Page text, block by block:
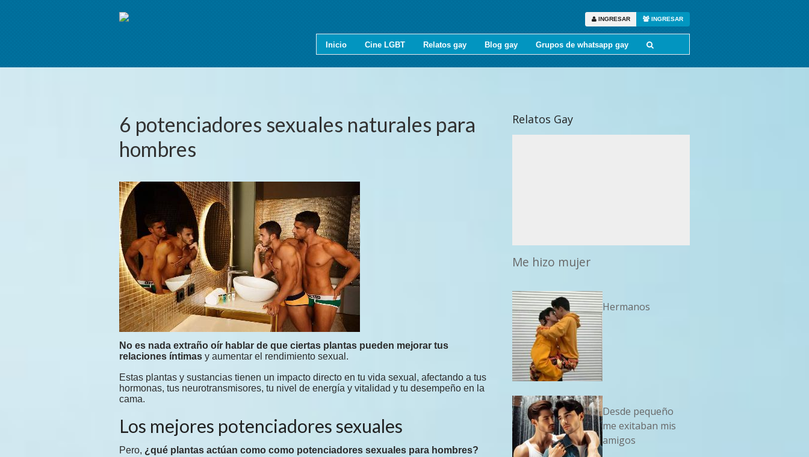
INGRESAR INGRESAR
Inicio Cine LGBT Relatos gay Blog gay Grupos de whatsapp gay
6 potenciadores sexuales naturales para
hombres
No es nada extraño oír hablar de que ciertas plantas pueden mejorar tus
relaciones íntimas y aumentar el rendimiento sexual.
Estas plantas y sustancias tienen un impacto directo en tu vida sexual, afectando a tus
hormonas, tus neurotransmisores, tu nivel de energía y vitalidad y tu desempeño en la
cama.
Los mejores potenciadores sexuales
Pero, ¿qué plantas actúan como como potenciadores sexuales para hombres?
Relatos Gay
Me hizo mujer
Hermanos
Desde pequeño
me exitaban mis
amigos